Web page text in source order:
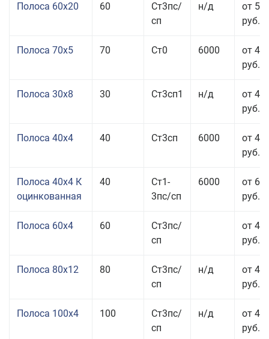
Полоса 60x20 60
Ст3пс/
сп
н/д
от 53
руб.
Полоса 70x5 70 Ст0 6000
от 45
руб.
Полоса 30x8 30 Ст3сп1 н/д
от 44
руб.
Полоса 40x4 40 Ст3сп 6000
от 43
руб.
Полоса 40x4 К
оцинкованная
40
Ст1-
3пс/сп
6000
от 68
руб.
Полоса 60x4 60
Ст3пс/
сп
от 43
руб.
Полоса 80x12 80
Ст3пс/
сп
н/д
от 46
руб.
Полоса 100x4 100
Ст3пс/
сп
н/д
от 44
руб.